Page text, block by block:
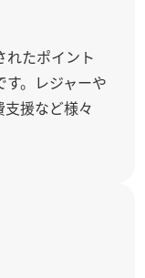
れたポイント
。レジャーや
援など様々